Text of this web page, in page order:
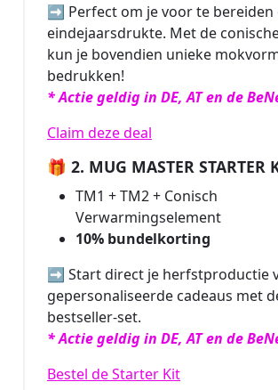
➡️ Perfect om je voor te bereiden
eindejaarsdrukte. Met de
kun je bovendien unieke
bedrukken!
* Actie geldig in DE, AT en de
Claim deze deal
🎁 2. MUG MASTER STARTER
TM1 + TM2 + Conisch
Verwarmingselement
10% bundelkorting
➡️ Start direct je herfstproductie
gepersonaliseerde cadeaus met
bestseller-set.
* Actie geldig in DE, AT en de
Bestel de Starter Kit